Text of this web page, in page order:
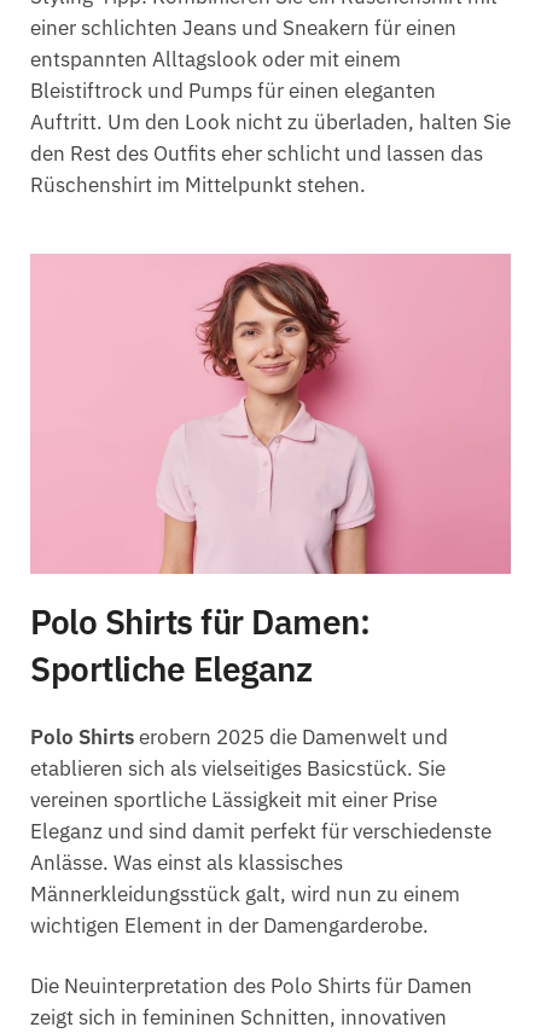
einer schlichten Jeans und Sneakern für einen
entspannten Alltagslook oder mit einem
Bleistiftrock und Pumps für einen eleganten
Auftritt. Um den Look nicht zu überladen, halten Sie
den Rest des Outfits eher schlicht und lassen das
Rüschenshirt im Mittelpunkt stehen.
Polo Shirts für Damen:
Sportliche Eleganz
Polo Shirtserobern 2025 die Damenwelt und
etablieren sich als vielseitiges Basicstück. Sie
vereinen sportliche Lässigkeit mit einer Prise
Eleganz und sind damit perfekt für verschiedenste
Anlässe. Was einst als klassisches
Männerkleidungsstück galt, wird nun zu einem
wichtigen Element in der Damengarderobe.
Die Neuinterpretation des Polo Shirts für Damen
zeigt sich in femininen Schnitten, innovativen